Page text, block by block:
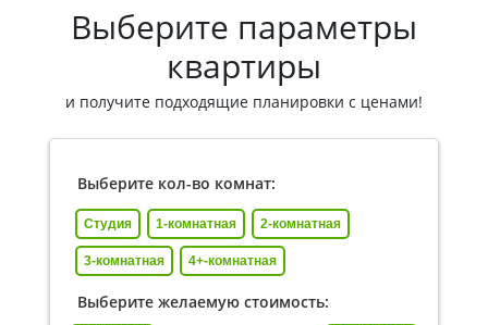
Выберите параметры
квартиры
и получите подходящие планировки с ценами!
Выберите кол-во комнат:
Студия 1-комнатная 2-комнатная
3-комнатная 4+-комнатная
Выберите желаемую стоимость: